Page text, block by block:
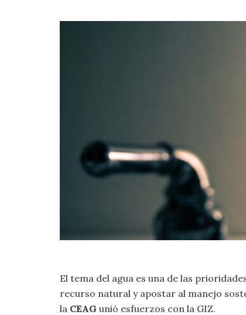
El tema del agua es una de las
recurso natural y apostar al manejo
la CEAG unió esfuerzos con la GIZ.